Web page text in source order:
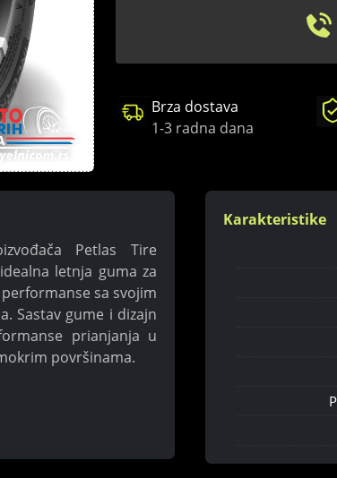
Brza dostava
1-3 radna dana
Petlas Tire
letnja guma za
sa svojim
Sastav gume i dizajn
prianjanja u
površinama.
Karakteristike